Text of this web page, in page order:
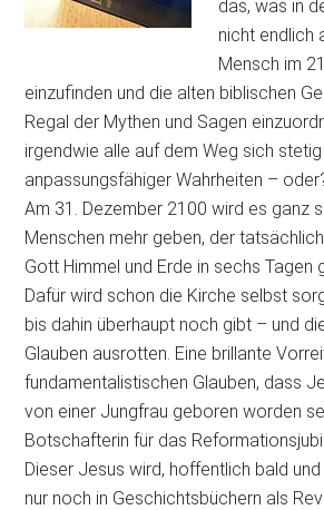
das, was in
nicht endlich
Mensch im
einzufinden und die alten biblischen
Regal der Mythen und Sagen
irgendwie alle auf dem Weg sich
anpassungsfähiger Wahrheiten –
Am 31. Dezember 2100 wird es ganz
Menschen mehr geben, der
Gott Himmel und Erde in sechs Tagen
Dafür wird schon die Kirche selbst
bis dahin überhaupt noch gibt – und
Glauben ausrotten. Eine brillante
fundamentalistischen Glauben, dass
von einer Jungfrau geboren worden
Botschafterin für das
Dieser Jesus wird, hoffentlich bald
nur noch in Geschichtsbüchern als